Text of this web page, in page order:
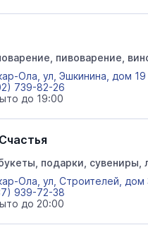
пивоварение,
копчение,
Ола, ул, Эшкинина, дом 19
739-82-26
до 19:00
подарки, сувениры,
Ола, ул, Строителей, дом
939-72-38
до 20:00